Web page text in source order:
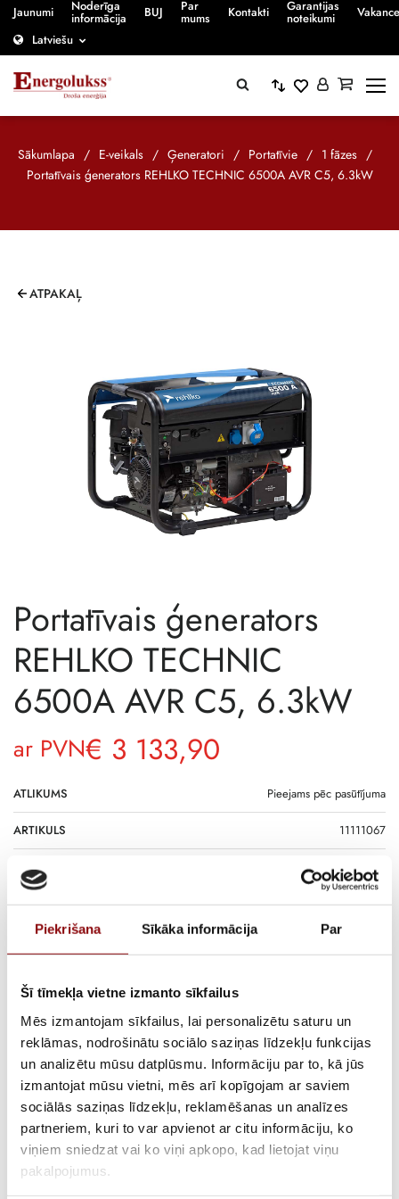
Piekrišana Sīkāka informācija Par
Šī tīmekļa vietne izmanto sīkfailus
Mēs izmantojam sīkfailus, lai personalizētu saturu un
reklāmas, nodrošinātu sociālo saziņas līdzekļu funkcijas
un analizētu mūsu datplūsmu. Informāciju par to, kā jūs
izmantojat mūsu vietni, mēs arī kopīgojam ar saviem
sociālās saziņas līdzekļu, reklamēšanas un analīzes
partneriem, kuri to var apvienot ar citu informāciju, ko
viņiem sniedzat vai ko viņi apkopo, kad lietojat viņu
pakalpojumus.
Jaunumi Noderīga
informācija BUJ Par
mums Kontakti Garantijas
noteikumi
Latviešu
Sākumlapa / E-veikals / Ģeneratori / Portatīvie / 1 fāzes /
Portatīvais ģenerators REHLKO TECHNIC 6500A AVR C5, 6.3kW
ATPAKAĻ
Portatīvais ģenerators
REHLKO TECHNIC
6500A AVR C5, 6.3kW
€ 3 133,90
ar PVN
ATLIKUMS Pieejams pēc pasūtījuma
ARTIKULS 11111067
PIEGĀDES LAIKS, JA PRECE NAV
NOLIKTAVĀ RĪGĀ
2-6 nedēļas
APRAKSTS
1 fāzes benzīna ģenerators.
Jaudīgs 1 fāzes benzīna ģenerators TECHNIC 6500A AVR C5 ar jaudu
6.3kW ir paredzēts rezerves un autonomai elektroapgādei situācijās,
kad nav pieejams pastāvīgs elektrotīkls. Ģenerators nodrošina stabilu
elektroenerģijas padevi un pietiekamu jaudas rezervi vairāku
elektroiekārtu vienlaicīgai darbināšanai.
Iekārta ir piemērota apgaismojuma, apkures sistēmu,
elektroinstrumentu, sūkņu un citu vienfāzes elektroiekārtu darbībai
dažādos lietošanas apstākļos, tostarp saimniecībās un nelielās
darbnīcās. TECHNIC 6500A AVR C5 ir piemērots gan ikdienas
ekspluatācijai, gan īslaicīgai intensīvākai slodzei.